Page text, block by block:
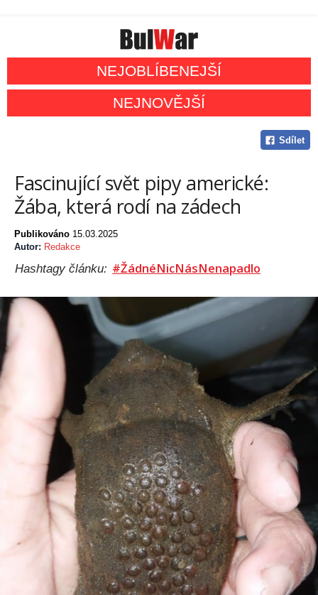
NEJOBLÍBENEJŠÍ
NEJNOVĚJŠÍ
Sdílet
Fascinující svět pipy americké:
Žába, která rodí na zádech
Publikováno 15.03.2025
Autor: Redakce
Hashtagy článku: #ŽádnéNicNásNenapadlo